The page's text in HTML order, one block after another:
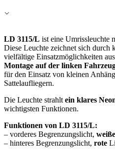
LD 3115/L ist eine Umrissleuchte
Diese Leuchte zeichnet sich durch
vielfältige Einsatzmöglichkeiten
Montage auf der linken
für den Einsatz von kleinen
Sattelaufliegern.
Die Leuchte strahlt ein klares
wichtigsten Funktionen.
Funktionen von LD 3115/L:
– vorderes Begrenzungslicht, weiße
– hinteres Begrenzungslicht, rote
Alle